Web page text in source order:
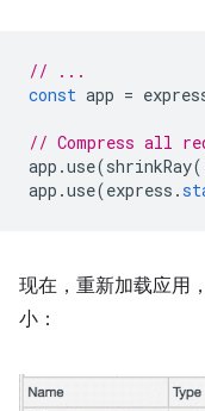
// ...
const app =
// Compress all
app .use(shrinkRay
app .use(express .
现在，重新加载应用
小：